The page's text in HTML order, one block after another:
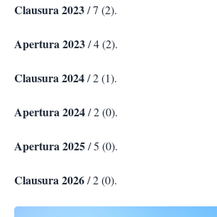
Clausura 2023/ 7 (2).
Apertura 2023/ 4 (2).
Clausura 2024/ 2 (1).
Apertura 2024/ 2 (0).
Apertura 2025/ 5 (0).
Clausura 2026/ 2 (0).